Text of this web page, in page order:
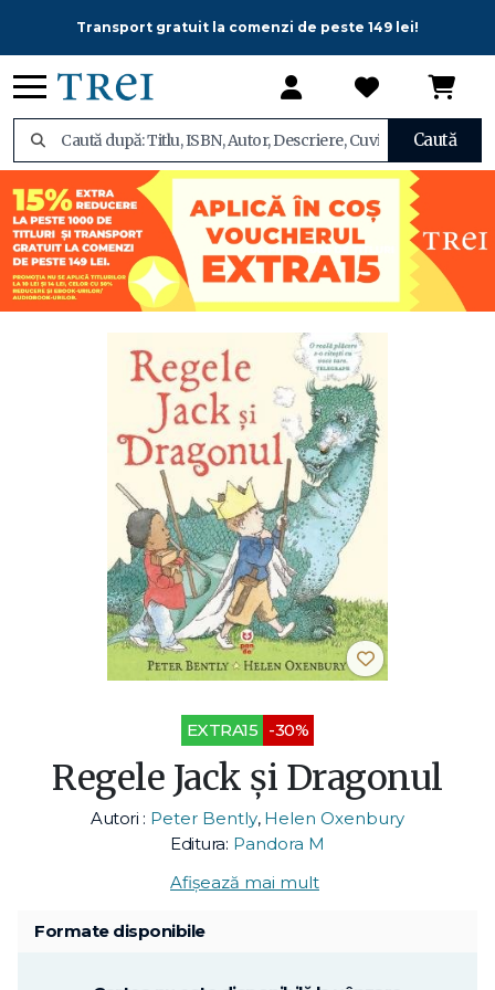
Transport gratuit la comenzi de peste 149 lei!
Caută
EXTRA15 -30%
Regele Jack şi Dragonul
Autori : Peter Bently, Helen Oxenbury
Editura: Pandora M
Afișează mai mult
Formate disponibile